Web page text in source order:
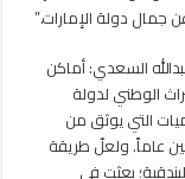
جمال دولة الإمارات.”
السعدي: أماكن
الوطني لدولة
التي يوثق من
عاماً. ولعلّ طريقة
بعثت في